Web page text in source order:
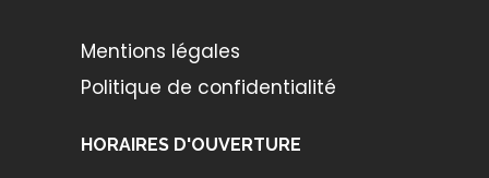
Mentions légales
Politique de confidentialité
HORAIRES D'OUVERTURE